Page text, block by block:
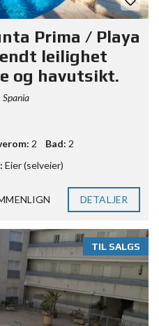
Prima / Playa
leilighet
og havutsikt.
Spania
2 Bad: 2
Eier (selveier)
DETALJER
TIL SALGS